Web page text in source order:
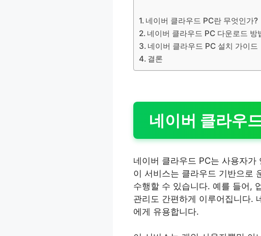
네이버 클라우드 PC란 무엇인가?
네이버 클라우드 PC 다운로드 방
네이버 클라우드 PC 설치 가이드
결론
네이버 클라우
네이버 클라우드 PC는 사용자
이 서비스는 클라우드 기반으로
수행할 수 있습니다. 예를 들어,
관리도 간편하게 이루어집니다.
에게 유용합니다.